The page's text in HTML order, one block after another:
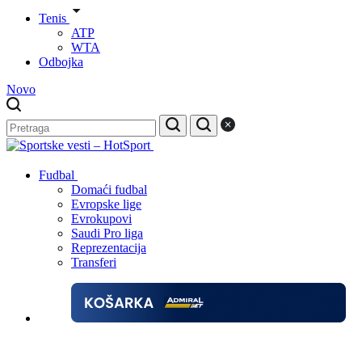
Tenis
ATP
WTA
Odbojka
Novo
Fudbal
Domaći fudbal
Evropske lige
Evrokupovi
Saudi Pro liga
Reprezentacija
Transferi